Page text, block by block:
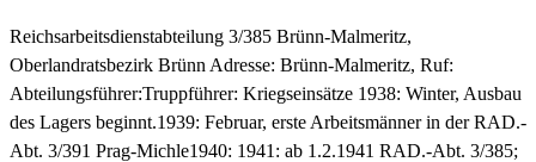
am:
Reichsarbeitsdienstabteilung 3/385 Brünn-Malmeritz,
Oberlandratsbezirk Brünn Adresse: Brünn-Malmeritz, Ruf:
Abteilungsführer:Truppführer: Kriegseinsätze 1938: Winter, Ausbau
des Lagers beginnt.1939: Februar, erste Arbeitsmänner in der RAD.-
Abt. 3/391 Prag-Michle1940: 1941: ab 1.2.1941 RAD.-Abt. 3/385;